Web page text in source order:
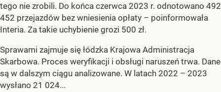
tego nie zrobili. Do końca czerwca 2023 r. odnotowano 492
452 przejazdów bez wniesienia opłaty – poinformowała
Interia. Za takie uchybienie grozi 500 zł.
Sprawami zajmuje się łódzka Krajowa Administracja
Skarbowa. Proces weryfikacji i obsługi naruszeń trwa. Dane
są w dalszym ciągu analizowane. W latach 2022 – 2023
wysłano 21 024...